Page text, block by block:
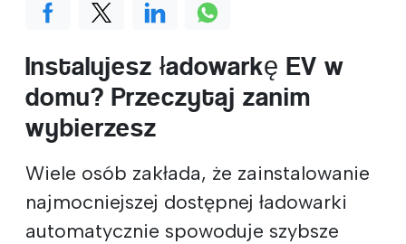
Instalujesz ładowarkę EV w
domu? Przeczytaj zanim
wybierzesz
Wiele osób zakłada, że zainstalowanie
najmocniejszej dostępnej ładowarki
automatycznie spowoduje szybsze